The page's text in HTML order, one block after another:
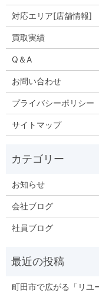
対応エリア[店舗情報]
買取実績
Q＆A
お問い合わせ
プライバシーポリシー
サイトマップ
お知らせ
会社ブログ
社員ブログ
町田市で広がる「リユ